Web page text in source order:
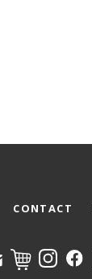
CONTACT